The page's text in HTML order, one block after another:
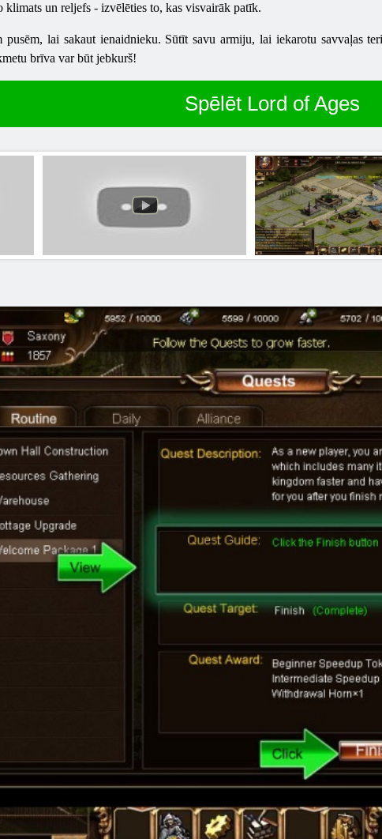
klimats un reljefs - izvēlēties to, kas visvairāk patīk.
lai sakaut ienaidnieku. Sūtīt savu armiju, lai iekarotu savvaļas
brīva var būt jebkurš!
Spēlēt Lord of Ages